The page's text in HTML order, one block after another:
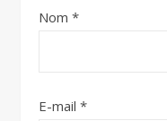
Nom *
E-mail *